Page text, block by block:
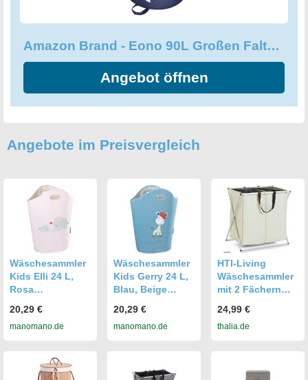
Amazon Brand - Eono 90L Großen Faltbare Wäschekörbe, EINWEG
Angebot öffnen
Angebote im Preisvergleich
Wäschesammler
Kids Elli 24 L,
Rosa
- Wenko
20,29 €
manomano.de
Wäschesammler
Kids Gerry 24 L,
Blau, Beige
- Wenko
20,29 €
manomano.de
HTI-Living
Wäschesammler
mit 2 Fächern
mit 2 Fächern
24,99 €
thalia.de